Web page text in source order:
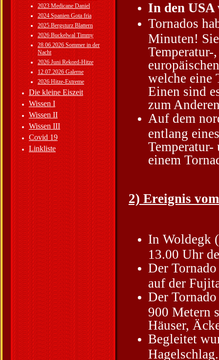
2023 Medicane Daniel
2024 Spanien Gota fria
2025 Bergsturz Blattern
2026 Buckelwal Timmy
28.06.2026 Sommer in der
Nacht
2026 Juni Rekord-Hitze
12.07.2026 Galerne
2026 Hitze-Extreme
Die kleine Eiszeit
Wissen I
Wissen II
Wissen III
Covid 19
Linkliste
In den
Tornados
Minuten!
welche eine
Einen sind
zum
Auf dem
entlang
Temperatur-
einem
2) Ereignis
In Woldegk
13.00 Uhr
Der
auf der
Der
900 Metern
Häuser,
Begleitet
Hagelschlag.